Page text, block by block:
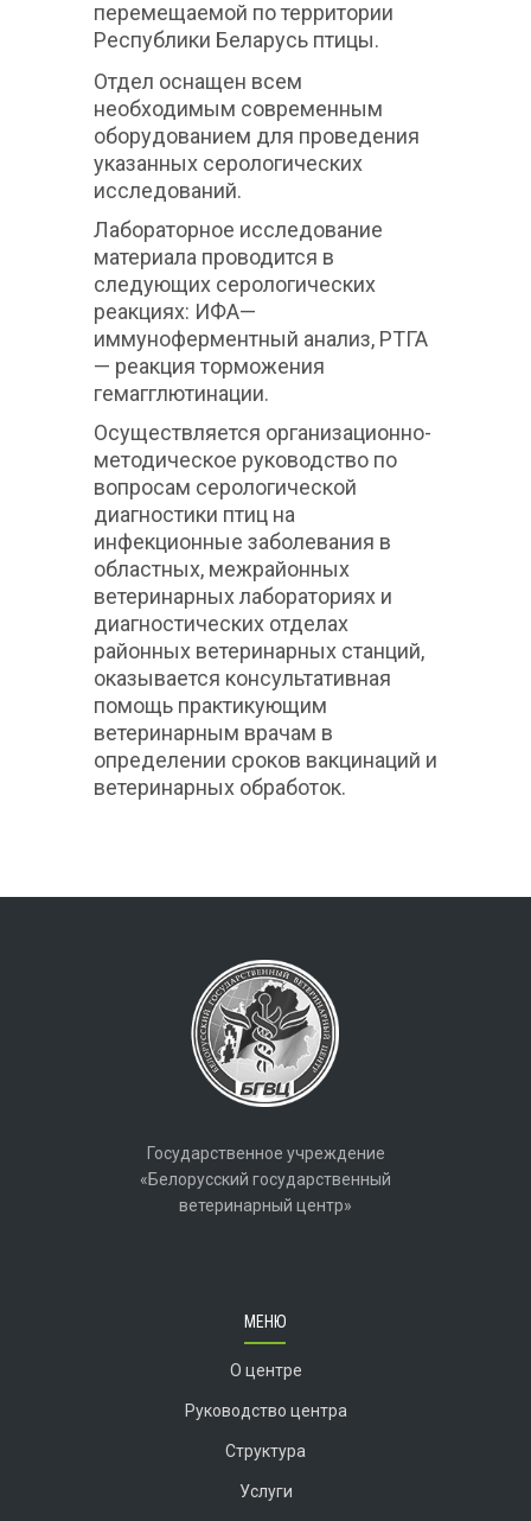
перемещаемой по территории
Республики Беларусь птицы.
Отдел оснащен всем
необходимым современным
оборудованием для проведения
указанных серологических
исследований.
Лабораторное исследование
материала проводится в
следующих серологических
реакциях: ИФА—
иммуноферментный анализ, РТГА
— реакция торможения
гемагглютинации.
Осуществляется организационно-
методическое руководство по
вопросам серологической
диагностики птиц на
инфекционные заболевания в
областных, межрайонных
ветеринарных лабораториях и
диагностических отделах
районных ветеринарных станций,
оказывается консультативная
помощь практикующим
ветеринарным врачам в
определении сроков вакцинаций и
ветеринарных обработок.
Государственное учреждение
«Белорусский государственный
ветеринарный центр»
МЕНЮ
О центре
Руководство центра
Структура
Услуги